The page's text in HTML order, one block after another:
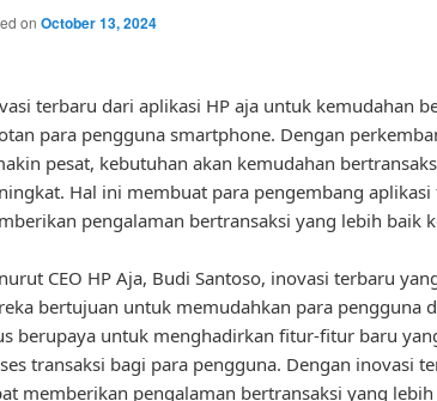
on October 13, 2024
terbaru dari aplikasi HP aja untuk kemudahan
para pengguna smartphone. Dengan
pesat, kebutuhan akan kemudahan
Hal ini membuat para pengembang
pengalaman bertransaksi yang lebih baik
CEO HP Aja, Budi Santoso, inovasi terbaru
bertujuan untuk memudahkan para pengguna
berupaya untuk menghadirkan fitur-fitur baru
transaksi bagi para pengguna. Dengan inovasi
memberikan pengalaman bertransaksi yang